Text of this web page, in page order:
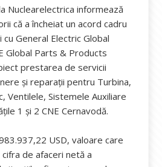
Nuclearelectrica informează
că a încheiat un acord cadru
General Electric Global
Global Parts & Products
prestarea de servicii
și reparații pentru Turbina,
Ventilele, Sistemele Auxiliare
1 și 2 CNE Cernavodă.
USD, valoare care
de afaceri netă a